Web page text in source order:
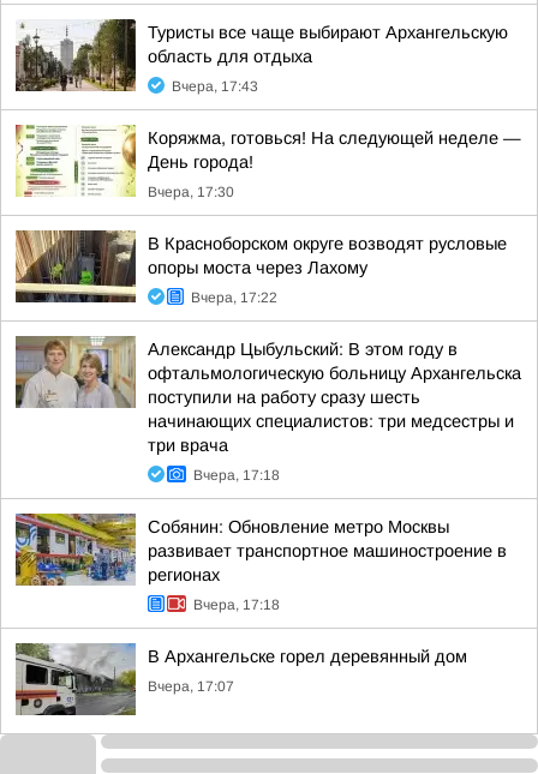
Туристы все чаще выбирают Архангельскую
область для отдыха
Вчера, 17:43
Коряжма, готовься! На следующей неделе —
День города!
Вчера, 17:30
В Красноборском округе возводят русловые
опоры моста через Лахому
Вчера, 17:22
Александр Цыбульский: В этом году в
офтальмологическую больницу Архангельска
поступили на работу сразу шесть
начинающих специалистов: три медсестры и
три врача
Вчера, 17:18
Собянин: Обновление метро Москвы
развивает транспортное машиностроение в
регионах
Вчера, 17:18
В Архангельске горел деревянный дом
Вчера, 17:07